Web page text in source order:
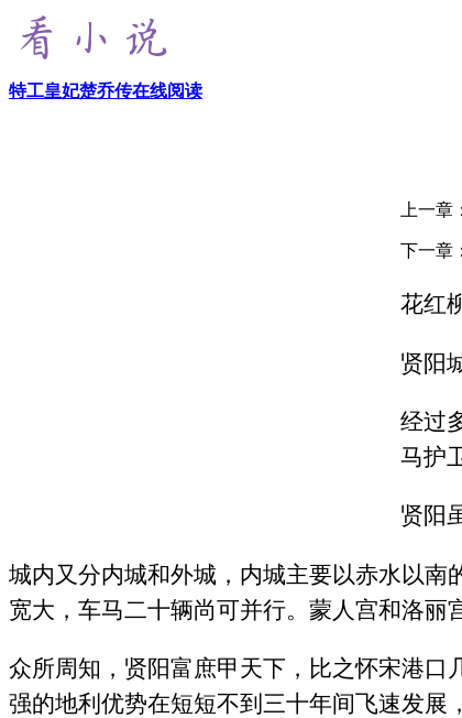
特工皇妃楚乔传在线阅读
上一章：
下一章：
花红
贤阳
经过
马护
贤阳
城内又分内城和外城，内城主要以赤水以
宽大，车马二十辆尚可并行。蒙人宫和洛丽
众所周知，贤阳富庶甲天下，比之怀宋港
强的地利优势在短短不到三十年间飞速发